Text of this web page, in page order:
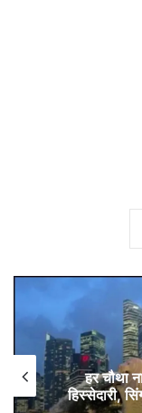
हर चौथा
हिस्सेदारी,